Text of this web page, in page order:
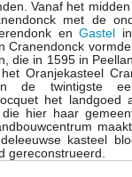
Vanaf het
met de
enGastel
Cranendonck
die in 1595 in
Oranjekasteel
de twintigste
het landgoed
hier haar
kasteel
gereconstrueerd.